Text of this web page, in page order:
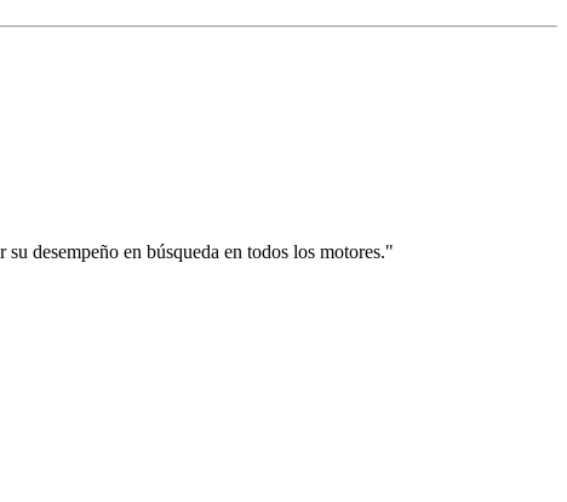
desempeño en búsqueda en todos los motores."